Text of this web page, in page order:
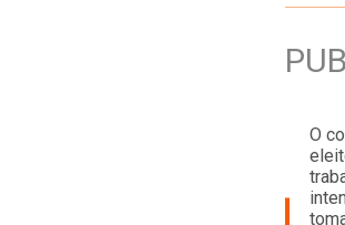
O